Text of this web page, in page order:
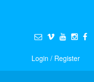
Login / Register